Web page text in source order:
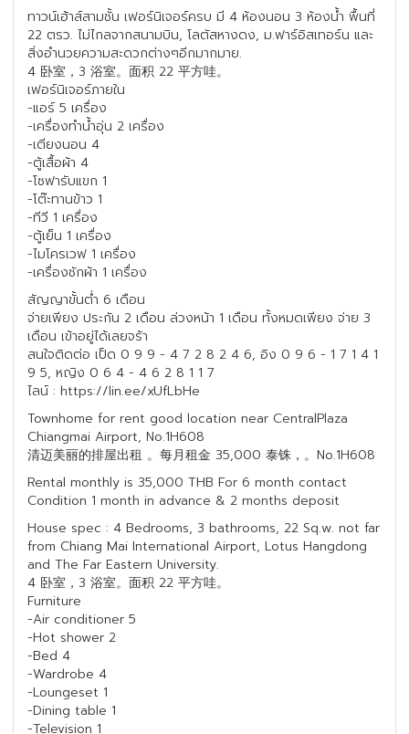
ทาวน์เฮ้าส์สามชั้น เฟอร์นิเจอร์ครบ มี 4 ห้องนอน 3 ห้องน้ำ พื้นที่
22 ตรว. ไม่ไกลจากสนามบิน, โลตัสหางดง, ม.ฟาร์อิสเทอร์น และ
สิ่งอำนวยความสะดวกต่างๆอีกมากมาย.
4 卧室，3 浴室。面积 22 平方哇。
เฟอร์นิเจอร์ภายใน
-แอร์ 5 เครื่อง
-เครื่องทำน้ำอุ่น 2 เครื่อง
-เตียงนอน 4
-ตู้เสื้อผ้า 4
-โซฟารับแขก 1
-โต๊ะทานข้าว 1
-ทีวี 1 เครื่อง
-ตู้เย็น 1 เครื่อง
-ไมโครเวฟ 1 เครื่อง
-เครื่องซักผ้า 1 เครื่อง
สัญญาขั้นต่ำ 6 เดือน
จ่ายเพียง ประกัน 2 เดือน ล่วงหน้า 1 เดือน ทั้งหมดเพียง จ่าย 3
เดือน เข้าอยู่ได้เลยจร้า
สนใจติดต่อ เป็ด 0 9 9 - 4 7 2 8 2 4 6, อิง 0 9 6 - 1 7 1 4 1
9 5, หญิง 0 6 4 - 4 6 2 8 1 1 7
ไลน์ : https://lin.ee/xUfLbHe
Townhome for rent good location near CentralPlaza
Chiangmai Airport, No.1H608
清迈美丽的排屋出租 。每月租金 35,000 泰铢，。No.1H608
Rental monthly is 35,000 THB For 6 month contact
Condition 1 month in advance & 2 months deposit
House spec : 4 Bedrooms, 3 bathrooms, 22 Sq.w. not far
from Chiang Mai International Airport, Lotus Hangdong
and The Far Eastern University.
4 卧室，3 浴室。面积 22 平方哇。
Furniture
-Air conditioner 5
-Hot shower 2
-Bed 4
-Wardrobe 4
-Loungeset 1
-Dining table 1
-Television 1